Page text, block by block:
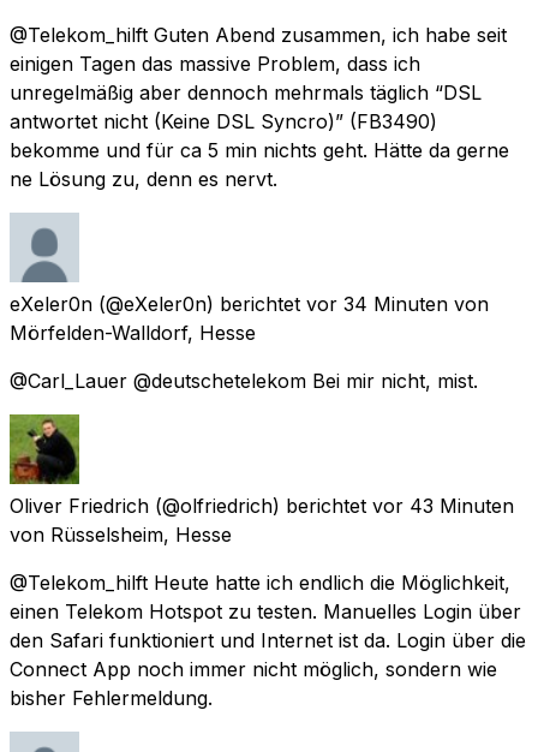
@Telekom_hilft Guten Abend zusammen, ich habe seit
einigen Tagen das massive Problem, dass ich
unregelmäßig aber dennoch mehrmals täglich “DSL
antwortet nicht (Keine DSL Syncro)” (FB3490)
bekomme und für ca 5 min nichts geht. Hätte da gerne
ne Lösung zu, denn es nervt.
eXeler0n (@eXeler0n) berichtet vor 34 Minuten von
Mörfelden-Walldorf, Hesse
@Carl_Lauer @deutschetelekom Bei mir nicht, mist.
Oliver Friedrich (@olfriedrich) berichtet vor 43 Minuten
von Rüsselsheim, Hesse
@Telekom_hilft Heute hatte ich endlich die Möglichkeit,
einen Telekom Hotspot zu testen. Manuelles Login über
den Safari funktioniert und Internet ist da. Login über die
Connect App noch immer nicht möglich, sondern wie
bisher Fehlermeldung.